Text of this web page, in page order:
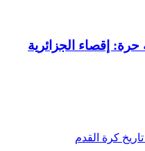
متر سباحة حرة: إقصاء الجزائرية